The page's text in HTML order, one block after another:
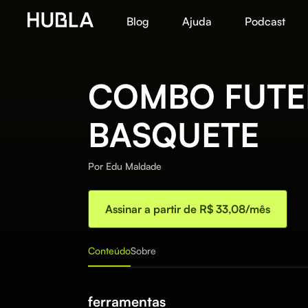
Blog Ajuda Podcast
COMBO
BASQUETE
Por Edu Maldade
Assinar a partir de R$ 33,08/mês
ConteúdoSobre
ferramentas